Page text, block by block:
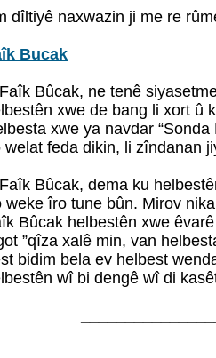
dîltiyê naxwazin ji me re
Bucak
Faîk Bûcak, ne tenê
xwe de bang li xort û
xwe ya navdar
welat feda dikin, li zîndanan
Faîk Bûcak, dema ku
weke îro tune bûn. Mirov
Bûcak helbestên xwe
”qîza xalê min, van
bidim bela ev helbest
wî bi dengê wî di